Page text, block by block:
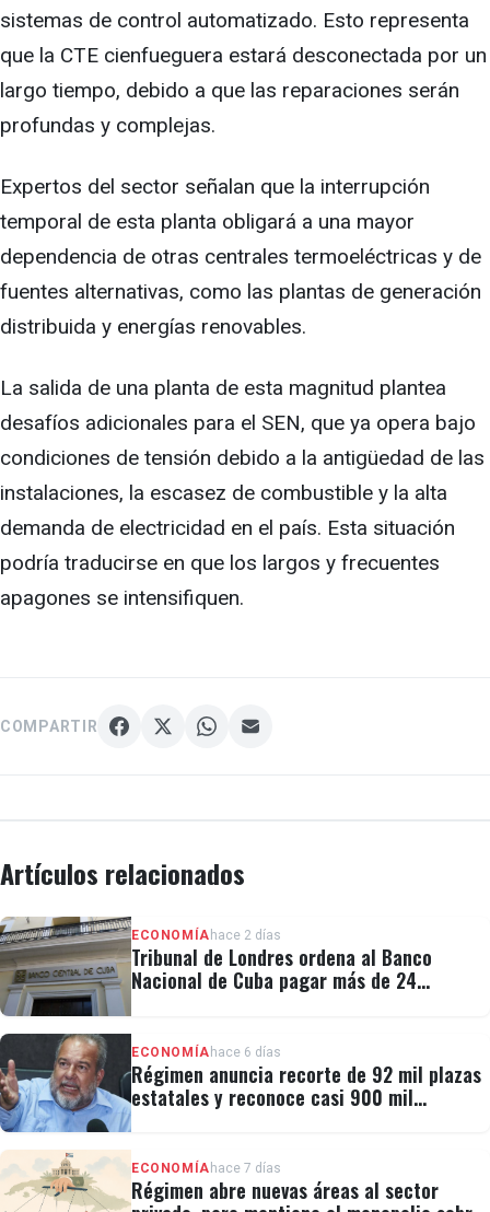
sistemas de control automatizado. Esto representa
que la CTE cienfueguera estará desconectada por un
largo tiempo, debido a que las reparaciones serán
profundas y complejas.
Expertos del sector señalan que la interrupción
temporal de esta planta obligará a una mayor
dependencia de otras centrales termoeléctricas y de
fuentes alternativas, como las plantas de generación
distribuida y energías renovables.
La salida de una planta de esta magnitud plantea
desafíos adicionales para el SEN, que ya opera bajo
condiciones de tensión debido a la antigüedad de las
instalaciones, la escasez de combustible y la alta
demanda de electricidad en el país. Esta situación
podría traducirse en que los largos y frecuentes
apagones se intensifiquen.
COMPARTIR
Artículos relacionados
ECONOMÍA hace 2 días
Tribunal de Londres ordena al Banco
Nacional de Cuba pagar más de 24
ECONOMÍA hace 6 días
Régimen anuncia recorte de 92 mil plazas
estatales y reconoce casi 900 mil
ECONOMÍA hace 7 días
Régimen abre nuevas áreas al sector